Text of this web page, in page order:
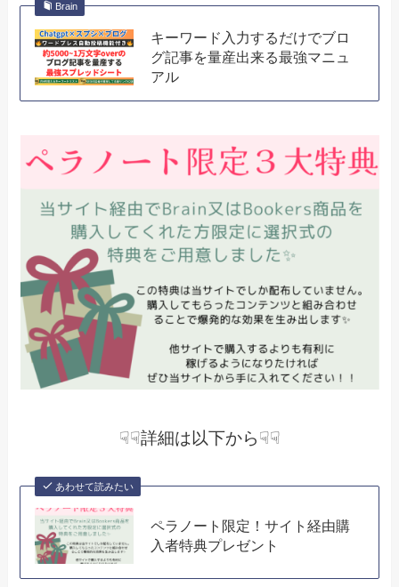
Brain
キーワード入力するだけでブロ
グ記事を量産出来る最強マニュ
アル
☟☟詳細は以下から☟☟
あわせて読みたい
ペラノート限定！サイト経由購
入者特典プレゼント